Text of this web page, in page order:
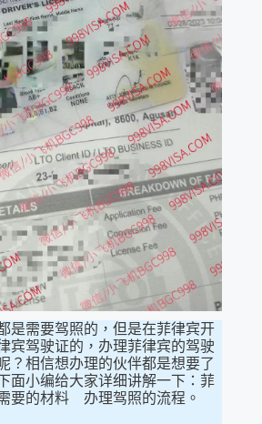
是需要驾照的，但是在菲律宾开
宾驾驶证的，办理菲律宾的驾驶
？相信想办理的伙伴都是想要了
面小编给大家详细讲解一下：菲
要的材料 办理驾照的流程。